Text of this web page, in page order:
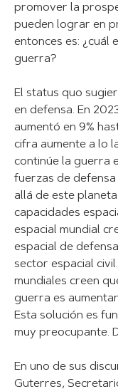
promover la
pueden lograr en
entonces es: ¿cuál
guerra?
El status quo
en defensa. En
aumentó en 9%
cifra aumente a lo
continúe la guerra
fuerzas de
allá de este
capacidades
espacial mundial
espacial de
sector espacial
mundiales creen
guerra es
Esta solución es
muy preocupante.
En uno de sus
Guterres,